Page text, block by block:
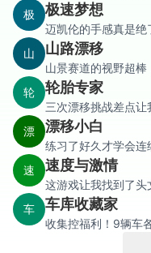
极
极速梦想
迈凯伦的手感真是
山
山路漂移
山景赛道的视野超
轮
轮胎专家
三次漂移挑战差点让
漂
漂移小白
练习了好久才学会连
速
速度与激情
这游戏让我找到了头
车
车库收藏家
收集控福利！9辆车